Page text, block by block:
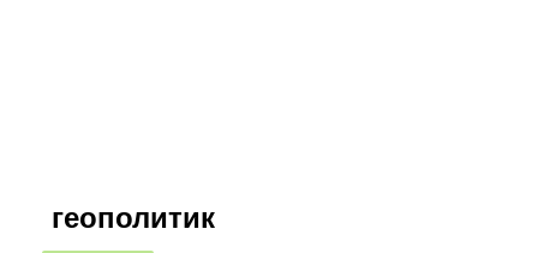
геополитик